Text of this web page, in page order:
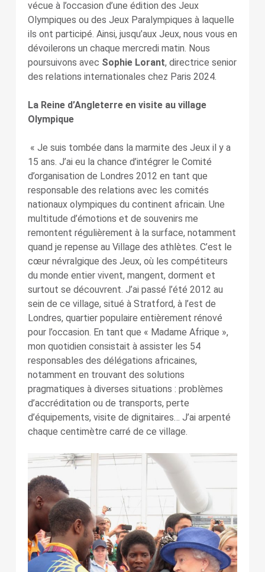
vécue à l’occasion d’une édition des Jeux
Olympiques ou des Jeux Paralympiques à laquelle
ils ont participé. Ainsi, jusqu’aux Jeux, nous vous en
dévoilerons un chaque mercredi matin. Nous
poursuivons avec Sophie Lorant, directrice senior
des relations internationales chez Paris 2024.
La Reine d’Angleterre en visite au village
Olympique
« Je suis tombée dans la marmite des Jeux il y a
15 ans. J’ai eu la chance d’intégrer le Comité
d’organisation de Londres 2012 en tant que
responsable des relations avec les comités
nationaux olympiques du continent africain. Une
multitude d’émotions et de souvenirs me
remontent régulièrement à la surface, notamment
quand je repense au Village des athlètes. C’est le
cœur névralgique des Jeux, où les compétiteurs
du monde entier vivent, mangent, dorment et
surtout se découvrent. J’ai passé l’été 2012 au
sein de ce village, situé à Stratford, à l’est de
Londres, quartier populaire entièrement rénové
pour l’occasion. En tant que « Madame Afrique »,
mon quotidien consistait à assister les 54
responsables des délégations africaines,
notamment en trouvant des solutions
pragmatiques à diverses situations : problèmes
d’accréditation ou de transports, perte
d’équipements, visite de dignitaires… J’ai arpenté
chaque centimètre carré de ce village.